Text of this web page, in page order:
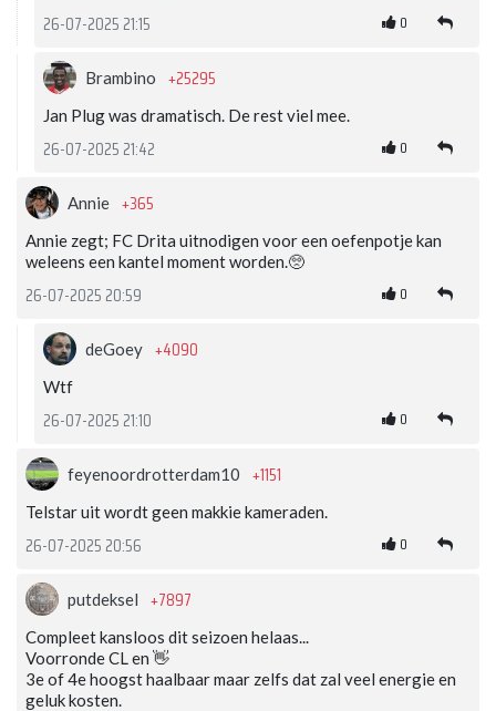
26-07-2025 21:15 0
Brambino +25295
Jan Plug was dramatisch. De rest viel mee.
26-07-2025 21:42 0
Annie +365
Annie zegt; FC Drita uitnodigen voor een oefenpotje kan
weleens een kantel moment worden.🥺
26-07-2025 20:59 0
deGoey +4090
Wtf
26-07-2025 21:10 0
feyenoordrotterdam10 +1151
Telstar uit wordt geen makkie kameraden.
26-07-2025 20:56 0
putdeksel +7897
Compleet kansloos dit seizoen helaas...
Voorronde CL en 👋
3e of 4e hoogst haalbaar maar zelfs dat zal veel energie en
geluk kosten.